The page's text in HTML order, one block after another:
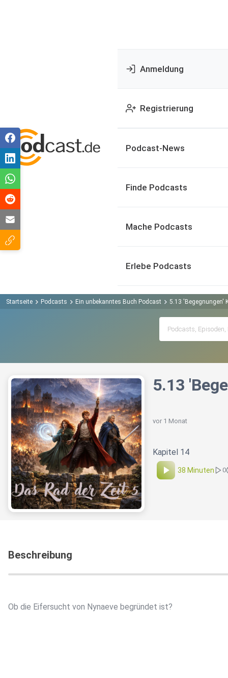
Anmeldung
Registrierung
Podcast-News
Finde Podcasts
Mache Podcasts
Erlebe Podcasts
Startseite Podcasts Ein unbekanntes Buch Podcast 5.13 'Begegnungen'
5.13
vor 1 Monat
Kapitel 14
38 Minuten 0
Beschreibung
Ob die Eifersucht von Nynaeve begründet ist?